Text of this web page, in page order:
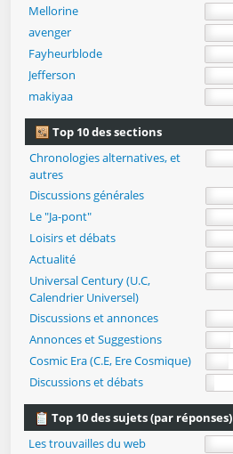
Mellorine
avenger
Fayheurblode
Jefferson
makiyaa
Top 10 des sections
Chronologies alternatives, et
autres
Discussions générales
Le "Ja-pont"
Loisirs et débats
Actualité
Universal Century (U.C,
Calendrier Universel)
Discussions et annonces
Annonces et Suggestions
Cosmic Era (C.E, Ere Cosmique)
Discussions et débats
Top 10 des sujets (par réponses)
Les trouvailles du web